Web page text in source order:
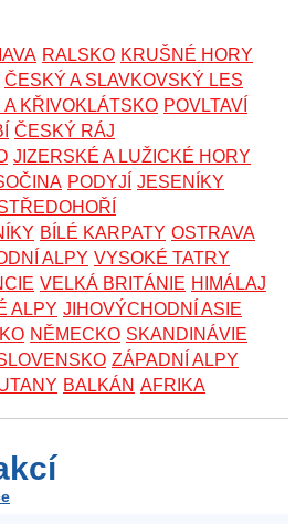
RALSKO KRUŠNÉ HORY
ČESKÝ A SLAVKOVSKÝ LES
KŘIVOKLÁTSKO POVLTAVÍ
ČESKÝ RÁJ
JIZERSKÉ A LUŽICKÉ HORY
PODYJÍ JESENÍKY
BÍLÉ KARPATY OSTRAVA
ALPY VYSOKÉ TATRY
VELKÁ BRITÁNIE HIMÁLAJ
ALPY JIHOVÝCHODNÍ ASIE
NĚMECKO SKANDINÁVIE
ZÁPADNÍ ALPY
BALKÁN AFRIKA